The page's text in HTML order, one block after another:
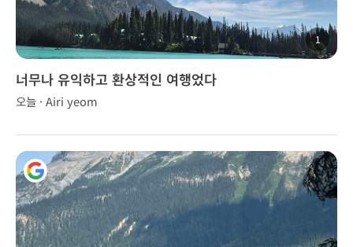
1
너무나 유익하고 환상적인 여행었다
오늘 · Airi yeom